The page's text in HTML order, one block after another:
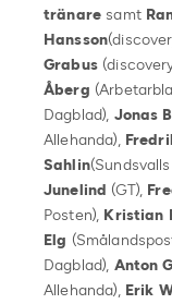
tränare samt
Hansson
Grabus
Åberg
Dagblad), Jonas
Allehanda),
Sahlin
Junelind (GT),
Posten), Kristian
Elg
Dagblad), Anton
Allehanda), Erik